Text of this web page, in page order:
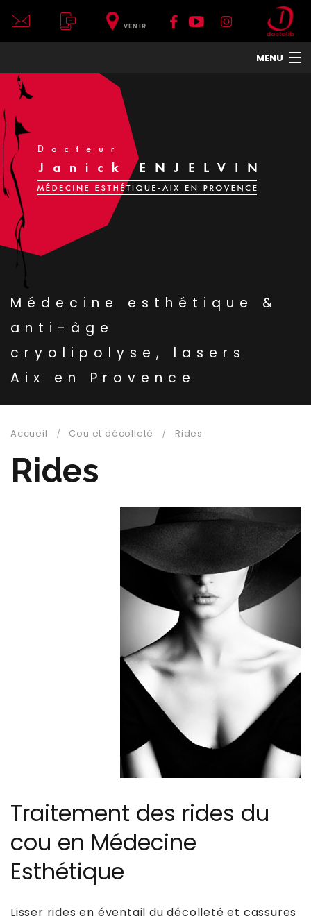
VENIR
MENU
ACCUEIL
DR JANICK ENJELVIN
LE CENTRE
VISAGE
CORPS
COU ET DÉCOLLETÉ
MAINS
TRAITEMENTS DE LA PEAU
HOMMES
TRAITEMENTS ET APPAREILS
PHOTOS
Médecine esthétique &
anti-âge
cryolipolyse, lasers
Aix en Provence
Accueil Cou et décolleté Rides
Rides
Traitement des rides du
cou en Médecine
Esthétique
Lisser rides en éventail du décolleté et cassures